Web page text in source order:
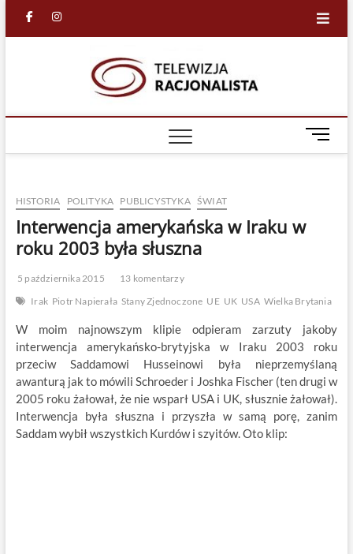
facebook
in
M
e
HISTORIA POLITYKA PUBLICYSTYKA ŚWIAT
Interwencja amerykańska w Iraku w
roku 2003 była słuszna
5 października 2015
13 komentarzy
Irak Piotr Napierała Stany Zjednoczone UE UK USA Wielka Brytania
W moim najnowszym klipie odpieram zarzuty jakoby
interwencja amerykańsko-brytyjska w Iraku 2003 roku
przeciw Saddamowi Husseinowi była nieprzemyślaną
awanturą jak to mówili Schroeder i Joshka Fischer (ten drugi w
2005 roku żałował, że nie wsparł USA i UK, słusznie żałował).
Interwencja była słuszna i przyszła w samą porę, zanim
Saddam wybił wszystkich Kurdów i szyitów. Oto klip: